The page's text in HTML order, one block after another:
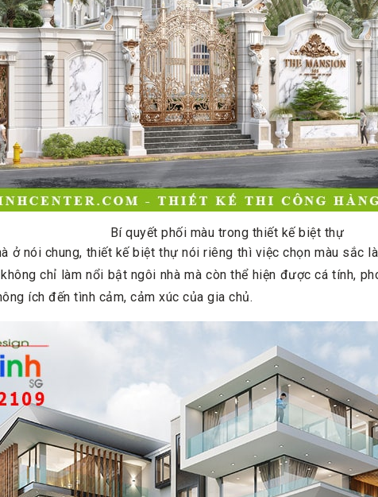
Bí quyết phối màu trong thiết kế biệt thự
ở nói chung, thiết kế biệt thự nói riêng thì việc chọn màu sắc
chỉ làm nổi bật ngôi nhà mà còn thể hiện được cá tính,
ích đến tình cảm, cảm xúc của gia chủ.